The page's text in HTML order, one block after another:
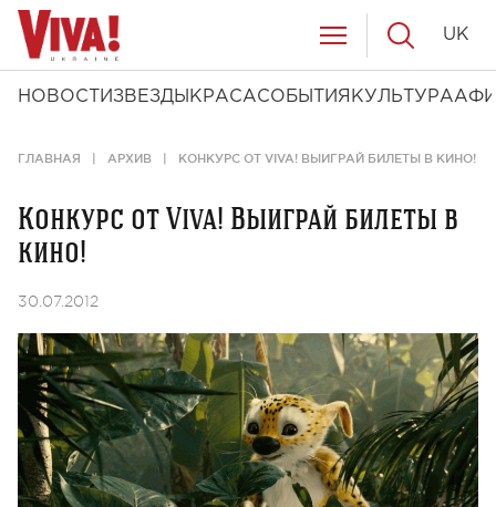
НОВОСТИ ЗВЕЗДЫ КРАСАСОБЫТИЯ КУЛЬТУРА
UK
ГЛАВНАЯ АРХИВ КОНКУРС ОТ VIVA! ВЫИГРАЙ БИЛЕТЫ В КИНО!
Конкурс от Viva! Выиграй билеты в
кино!
30.07.2012